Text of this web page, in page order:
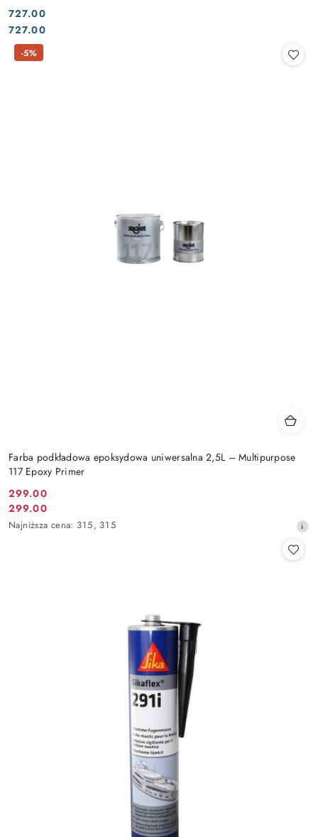
Cena:
727.00
Cena:
727.00
Farba podkładowa epoksydowa uniwersalna 2,5L – Multipurpose
117 Epoxy Primer
Cena
promocyjna:
299.00
Cena
promocyjna:
299.00
Najniższa
Najniższa cena: 315, 315
-5%